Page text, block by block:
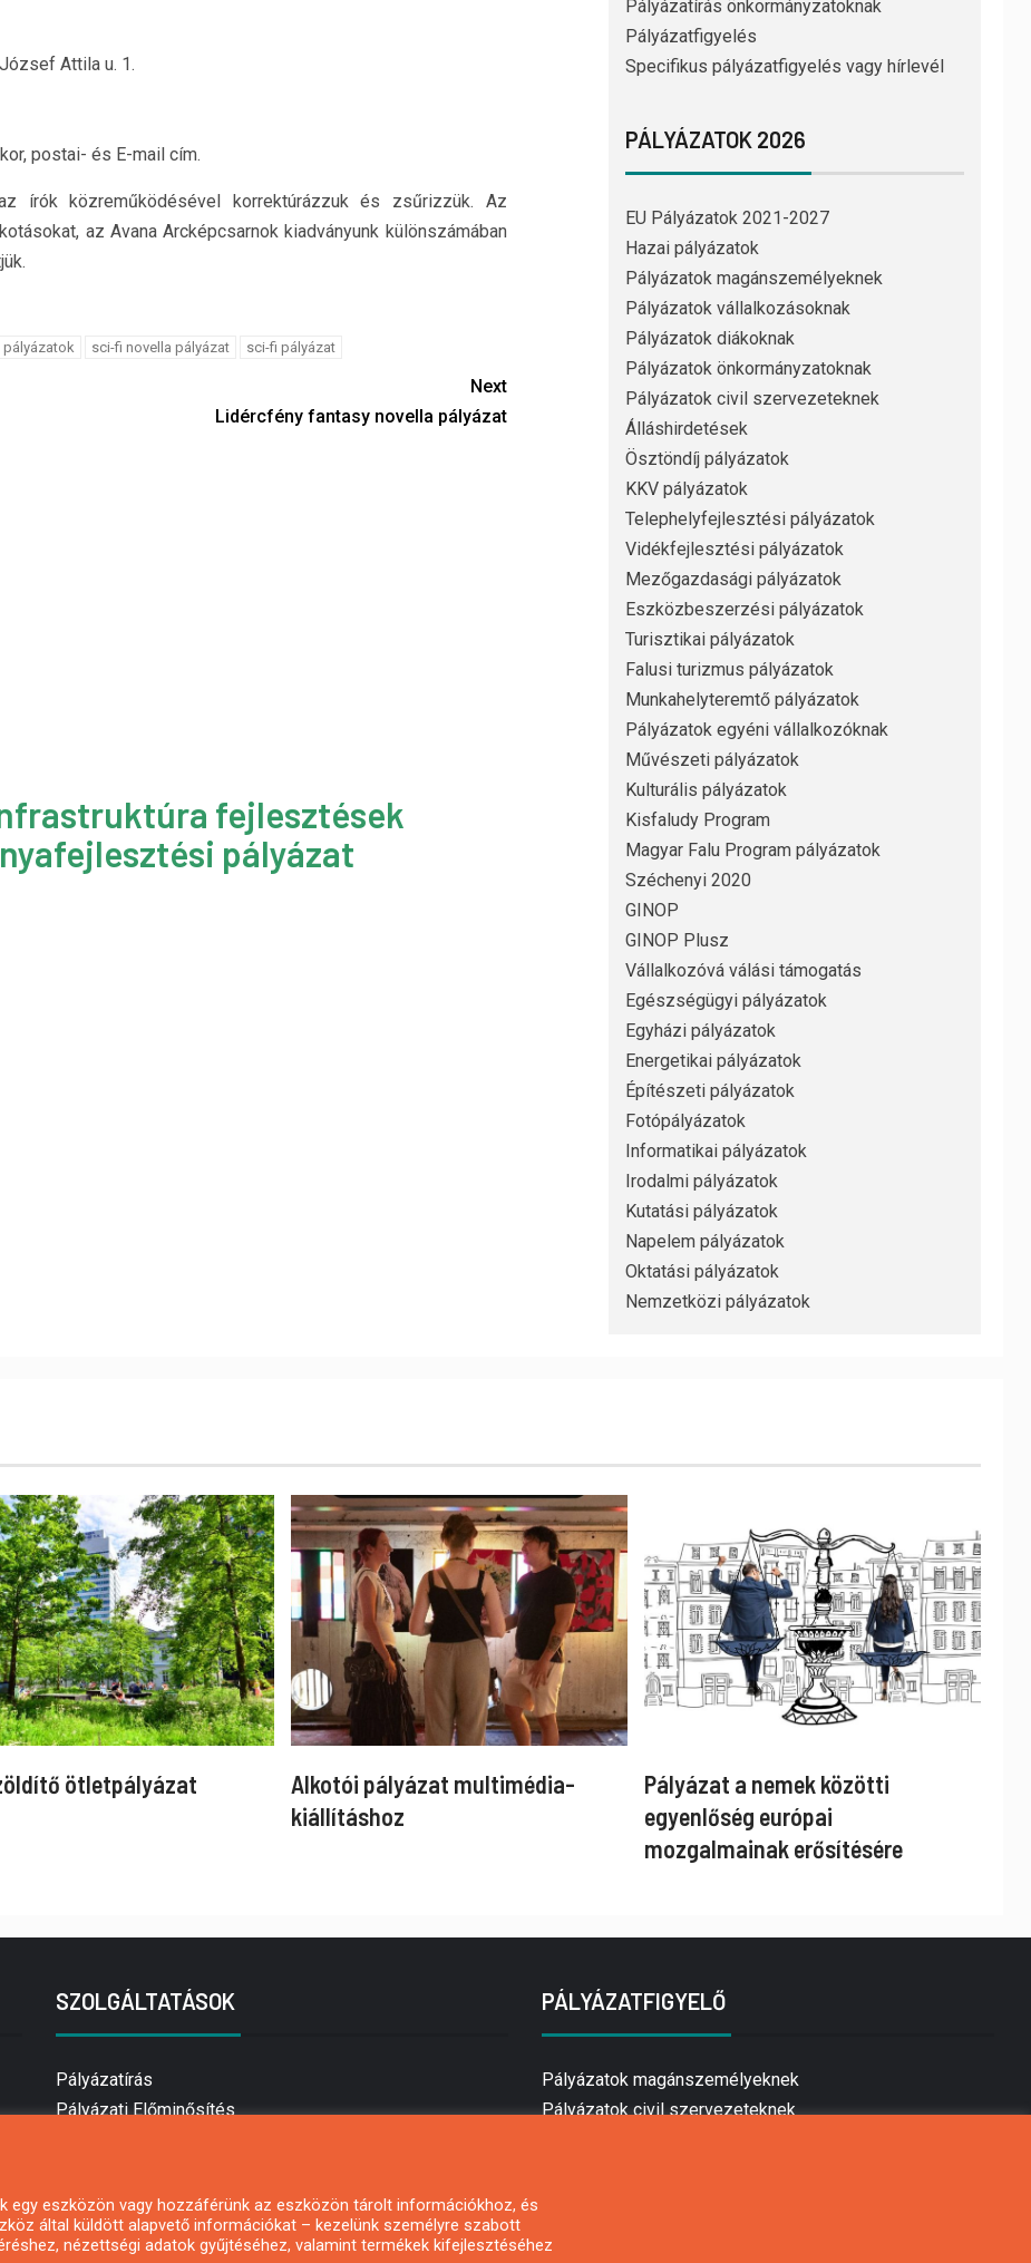
Attila u. 1.
postai- és E-mail cím.
írók közreműködésével korrektúrázzuk és zsűrizzük. Az
az Avana Arcképcsarnok kiadványunk különszámában
pályázatok sci-fi novella pályázat sci-fi pályázat
Next
Lidércfény fantasy novella pályázat
fejlesztések
pályázat
Pályázatírás önkormányzatoknak
Pályázatfigyelés
Specifikus pályázatfigyelés vagy hírlevél
PÁLYÁZATOK 2026
EU Pályázatok 2021-2027
Hazai pályázatok
Pályázatok magánszemélyeknek
Pályázatok vállalkozásoknak
Pályázatok diákoknak
Pályázatok önkormányzatoknak
Pályázatok civil szervezeteknek
Álláshirdetések
Ösztöndíj pályázatok
KKV pályázatok
Telephelyfejlesztési pályázatok
Vidékfejlesztési pályázatok
Mezőgazdasági pályázatok
Eszközbeszerzési pályázatok
Turisztikai pályázatok
Falusi turizmus pályázatok
Munkahelyteremtő pályázatok
Pályázatok egyéni vállalkozóknak
Művészeti pályázatok
Kulturális pályázatok
Kisfaludy Program
Magyar Falu Program pályázatok
Széchenyi 2020
GINOP
GINOP Plusz
Vállalkozóvá válási támogatás
Egészségügyi pályázatok
Egyházi pályázatok
Energetikai pályázatok
Építészeti pályázatok
Fotópályázatok
Informatikai pályázatok
Irodalmi pályázatok
Kutatási pályázatok
Napelem pályázatok
Oktatási pályázatok
Nemzetközi pályázatok
ötletpályázat
Alkotói pályázat multimédia-
kiállításhoz
Pályázat a nemek közötti
egyenlőség európai
mozgalmainak erősítésére
SZOLGÁLTATÁSOK
Pályázatírás
Pályázati Előminősítés
Mezőgazdasági pályázatírás
Pályázatírás magánszemélyeknek
PÁLYÁZATFIGYELŐ
Pályázatok magánszemélyeknek
Pályázatok civil szervezeteknek
egy eszközön vagy hozzáférünk az eszközön tárolt információkhoz, és
által küldött alapvető információkat – kezelünk személyre szabott
nézettségi adatok gyűjtéséhez, valamint termékek kifejlesztéséhez